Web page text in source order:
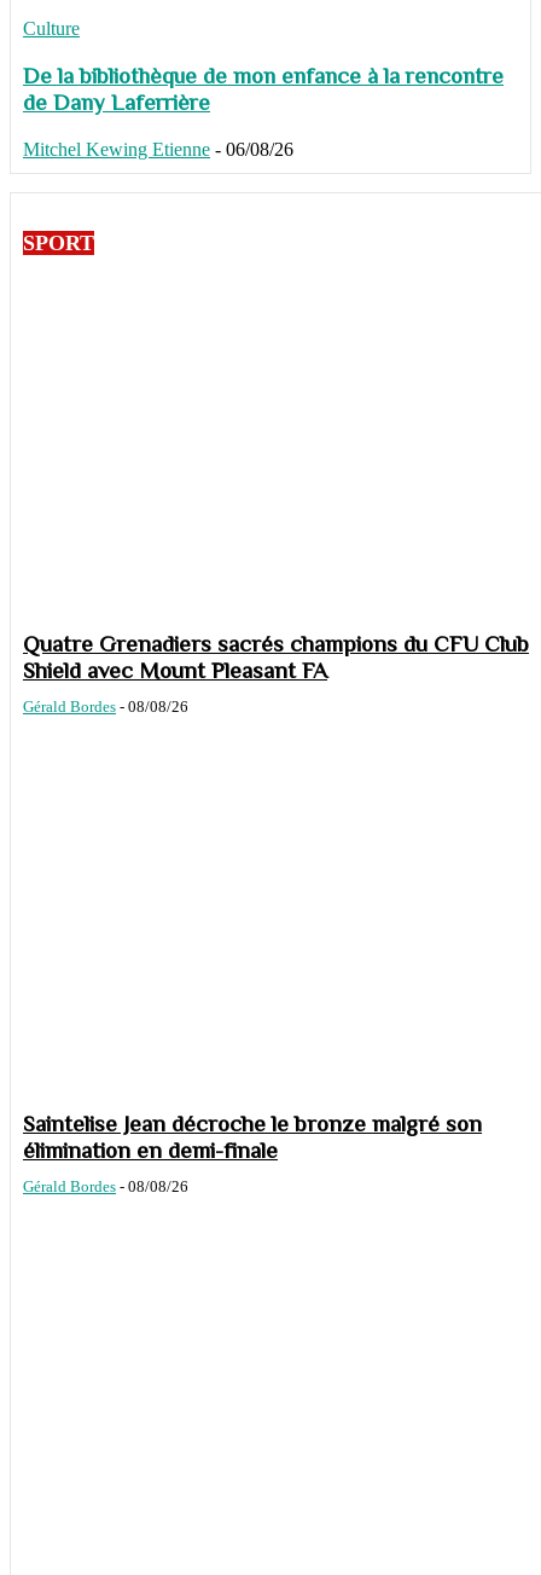
Culture
De la bibliothèque de mon enfance à la rencontre
de Dany Laferrière
Mitchel Kewing Etienne - 06/08/26
SPORT
Quatre Grenadiers sacrés champions du CFU Club
Shield avec Mount Pleasant FA
Gérald Bordes - 08/08/26
Saintelise Jean décroche le bronze malgré son
élimination en demi-finale
Gérald Bordes - 08/08/26